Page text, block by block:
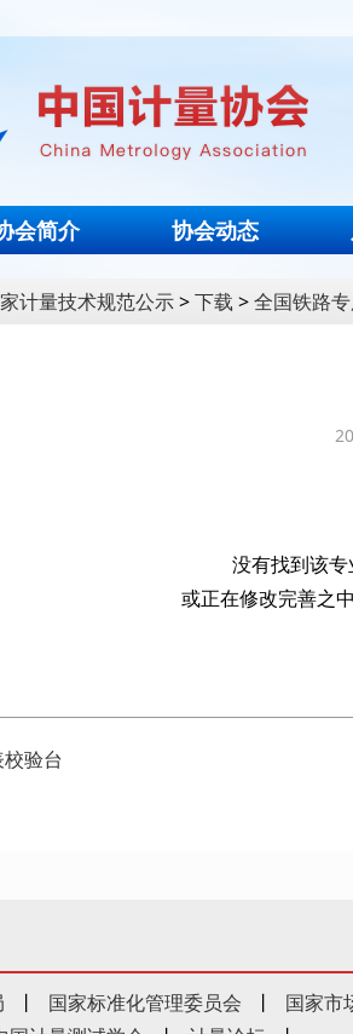
会简介 协会动态
计量技术规范公示>下载 >全国铁路
没有找到该
或正在修改完善之
验台
丨 国家标准化管理委员会 丨
国家市